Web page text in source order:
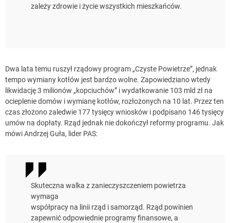
zależy zdrowie i życie wszystkich mieszkańców.
Dwa lata temu ruszył rządowy program „Czyste Powietrze”, jednak
tempo wymiany kotłów jest bardzo wolne. Zapowiedziano wtedy
likwidację 3 milionów „kopciuchów” i wydatkowanie 103 mld zł na
ocieplenie domów i wymianę kotłów, rozłożonych na 10 lat. Przez ten
czas złożono zaledwie 177 tysięcy wniosków i podpisano 146 tysięcy
umów na dopłaty. Rząd jednak nie dokończył reformy programu. Jak
mówi Andrzej Guła, lider PAS:
Skuteczna walka z zanieczyszczeniem powietrza
wymaga
współpracy na linii rząd i samorząd. Rząd powinien
zapewnić odpowiednie programy finansowe, a